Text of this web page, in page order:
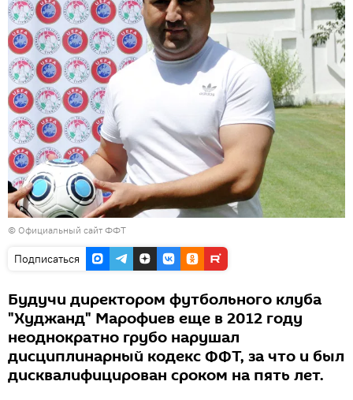
© Официальный сайт ФФТ
Подписаться
Будучи директором футбольного клуба
"Худжанд" Марофиев еще в 2012 году
неоднократно грубо нарушал
дисциплинарный кодекс ФФТ, за что и был
дисквалифицирован сроком на пять лет.